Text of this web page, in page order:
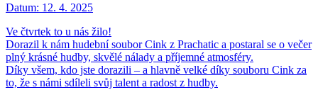
Datum: 12. 4. 2025
Ve čtvrtek to u nás žilo!
Dorazil k nám hudební soubor Cink z Prachatic a postaral se o večer
plný krásné hudby, skvělé nálady a příjemné atmosféry.
Díky všem, kdo jste dorazili – a hlavně velké díky souboru Cink za
to, že s námi sdíleli svůj talent a radost z hudby.